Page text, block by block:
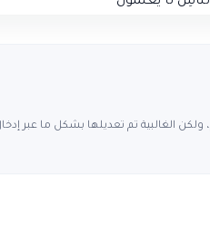
الغالبية تم تعديلها بشكل ما عبر